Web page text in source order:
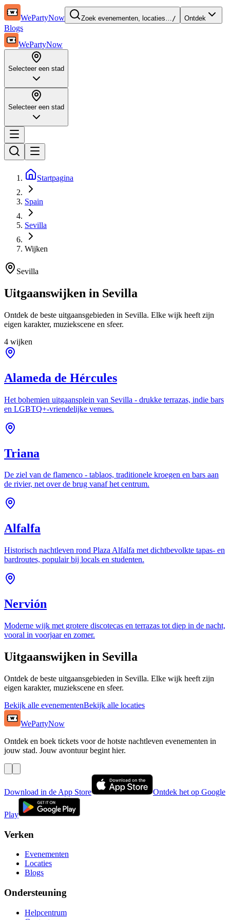
WePartyNow Zoek evenementen, locaties…/ Ontdek
Blogs
WePartyNow
Selecteer een stad
Selecteer een stad
Startpagina
Spain
Sevilla
Wijken
Sevilla
Uitgaanswijken in Sevilla
Ontdek de beste uitgaansgebieden in Sevilla. Elke wijk heeft zijn
eigen karakter, muziekscene en sfeer.
4 wijken
Alameda de Hércules
Het bohemien uitgaansplein van Sevilla - drukke terrazas, indie bars
en LGBTQ+-vriendelijke venues.
Triana
De ziel van de flamenco - tablaos, traditionele kroegen en bars aan
de rivier, net over de brug vanaf het centrum.
Alfalfa
Historisch nachtleven rond Plaza Alfalfa met dichtbevolkte tapas- en
bardroutes, populair bij locals en studenten.
Nervión
Moderne wijk met grotere discotecas en terrazas tot diep in de nacht,
vooral in voorjaar en zomer.
Uitgaanswijken in Sevilla
Ontdek de beste uitgaansgebieden in Sevilla. Elke wijk heeft zijn
eigen karakter, muziekscene en sfeer.
Bekijk alle evenementenBekijk alle locaties
WePartyNow
Ontdek en boek tickets voor de hotste nachtleven evenementen in
jouw stad. Jouw avontuur begint hier.
Download in de App Store Ontdek het op Google
Play
Verken
Evenementen
Locaties
Blogs
Ondersteuning
Helpcentrum